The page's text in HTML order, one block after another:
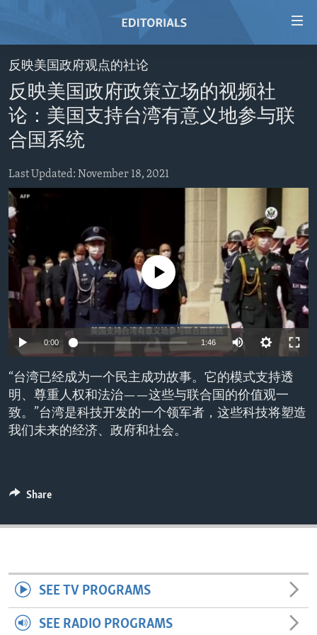
Skip
to
main
content
Skip
Navigation
Skip
to
Search
HOME
VIDEO
RADIO
REGIONS
AFRICA
EUROPE
MIDDLE EAST
TOPICS
SECURITY AND DEFENSE
AID AND DEVELOPMENT
DEMOCRACY AND GOVERNANCE
ECONOMY AND TRADE
ENVIRONMENT AND HEALTH
IDEALS AND INSTITUTIONS
ARCHIVE
ABOUT US
FOLLOW US
反映美国政府观点的社论
反映美国政府政策立场的视频社
论：美国支持台湾有意义地参与联
合国系统
Last Updated: November 18, 2021
No media source currently available
0:00 1:46
“台湾已经成为一个民主成功故事。它的模式支持透
明、尊重人权和法治——这些与联合国的价值观一
致。”台湾是科技开发的一个领军者，这些科技将塑造
我们未来的经济、政府和社会。
Share
SEE TV PROGRAMS
SEE RADIO PROGRAMS